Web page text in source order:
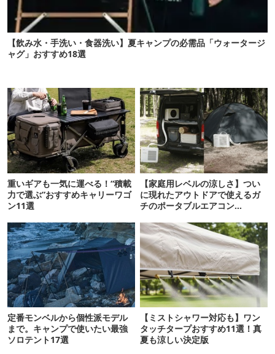
【飲み水・手洗い・食器洗い】夏キャンプの必需品「ウォータージ
ャグ」おすすめ18選
重いギアも一気に運べる！“積載
力で選ぶ”おすすめキャリーワゴ
ン11選
【家庭用レベルの涼しさ】つい
に現れたアウトドアで使えるガ
チのポータブルエアコン
定番モンベルから個性派モデル
まで。キャンプで使いたい最強
ソロテント17選
【ミストシャワー対応も】ワン
タッチタープおすすめ11選！真
夏も涼しい決定版